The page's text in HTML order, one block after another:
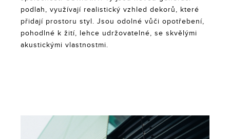
podlah, využívají realistický vzhled dekorů, které
přidají prostoru styl. Jsou odolné vůči opotřebení,
pohodlné k žití, lehce udržovatelné, se skvělými
akustickými vlastnostmi.